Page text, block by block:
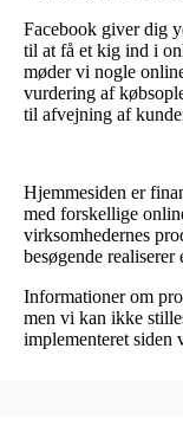
Facebook giver dig
til at få et kig ind i
møder vi nogle
vurdering af
til afvejning af
Hjemmesiden er
med forskellige
virksomhedernes
besøgende realiserer
Informationer om
men vi kan ikke
implementeret siden